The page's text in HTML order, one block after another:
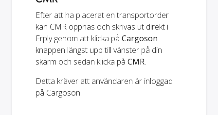
Efter att ha placerat en transportorder
kan CMR öppnas och skrivas ut direkt i
Erply genom att klicka på Cargoson
knappen längst upp till vänster på din
skärm och sedan klicka på CMR.
Detta kräver att användaren är inloggad
på Cargoson.